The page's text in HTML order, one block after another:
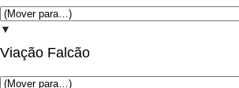
▼
Viação Falcão